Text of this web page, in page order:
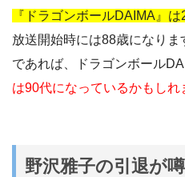
『ドラゴンボールDAIMA』
放送開始時には88歳になり
であれば、ドラゴンボール
は90代になっているかもしれ
野沢雅子の引退が